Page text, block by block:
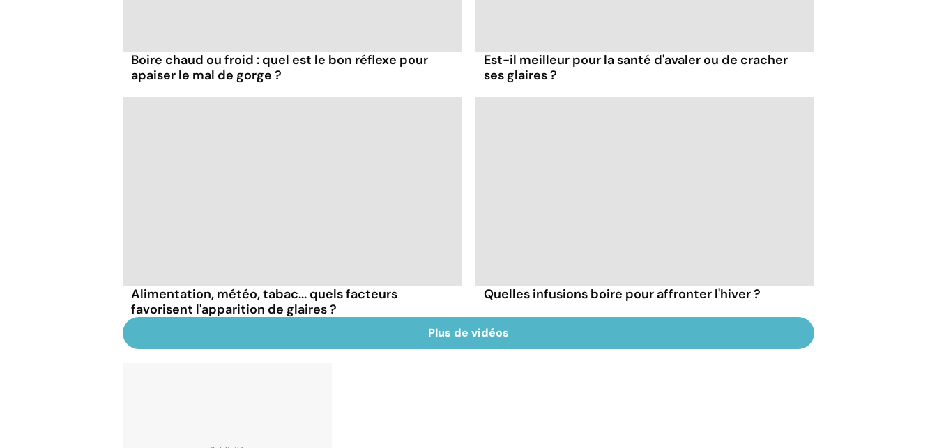
Boire chaud ou froid : quel est le bon réflexe pour
apaiser le mal de gorge ?
Est-il meilleur pour la santé d'avaler ou de cracher
ses glaires ?
Alimentation, météo, tabac... quels facteurs
favorisent l'apparition de glaires ?
Quelles infusions boire pour affronter l'hiver ?
Plus de vidéos